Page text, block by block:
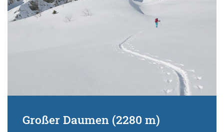
von
Großer Daumen (2280 m)